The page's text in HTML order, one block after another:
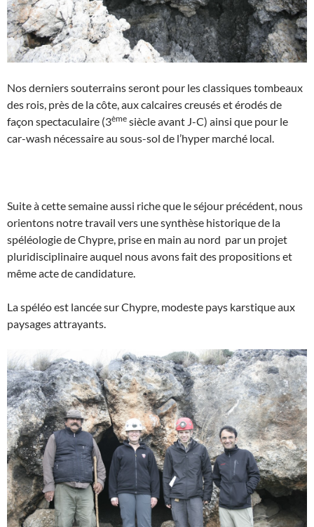
Nos derniers souterrains seront pour les classiques tombeaux
des rois, près de la côte, aux calcaires creusés et érodés de
façon spectaculaire (3ème siècle avant J-C) ainsi que pour le
car-wash nécessaire au sous-sol de l’hyper marché local.
Suite à cette semaine aussi riche que le séjour précédent, nous
orientons notre travail vers une synthèse historique de la
spéléologie de Chypre, prise en main au nord par un projet
pluridisciplinaire auquel nous avons fait des propositions et
même acte de candidature.
La spéléo est lancée sur Chypre, modeste pays karstique aux
paysages attrayants.